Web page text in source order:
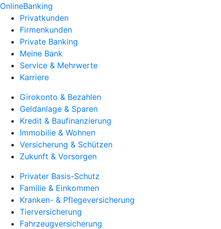
OnlineBanking
Privatkunden
Firmenkunden
Private Banking
Meine Bank
Service & Mehrwerte
Karriere
Girokonto & Bezahlen
Geldanlage & Sparen
Kredit & Baufinanzierung
Immobilie & Wohnen
Versicherung & Schützen
Zukunft & Vorsorgen
Privater Basis-Schutz
Familie & Einkommen
Kranken- & Pflegeversicherung
Tierversicherung
Fahrzeugversicherung